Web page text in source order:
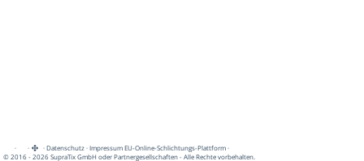
· · ·Datenschutz·Impressum EU-Online-Schlichtungs-Plattform·
© 2016 - 2026 SupraTix GmbH oder Partnergesellschaften - Alle Rechte vorbehalten.